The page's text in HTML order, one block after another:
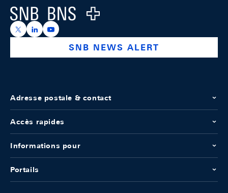
Logo
https://x.com/snb_bns
https://ch.linkedin.com/company/swiss-national-
https://www.youtube.com/@swissnationalbank
SNB NEWS ALERT
Adresse postale & contact
Accès rapides
Informations pour
Portails